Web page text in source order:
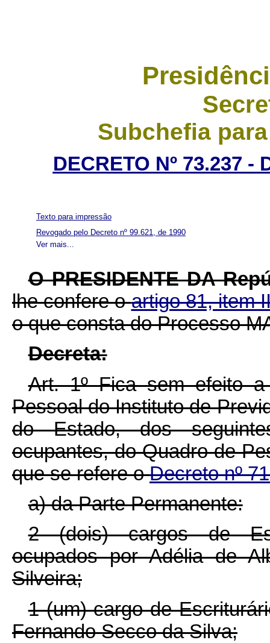
Subchefia
DECRETO Nº 73.237 -
Ver mais...
Texto para impressão
Revogado pelo Decreto nº 99.621, de 1990
O PRESIDENTE DA
lhe confere oartigo 81, item
o que consta do Processo
Decreta:
Art. 1º Fica sem efeito
Pessoal do Instituto de
do Estado, dos
ocupantes, do Quadro de
que se refere oDecreto nº
a) da Parte Permanente:
2 (dois) cargos de
ocupados por Adélia de
Silveira;
1 (um) cargo de
Fernando Secco da Silva;